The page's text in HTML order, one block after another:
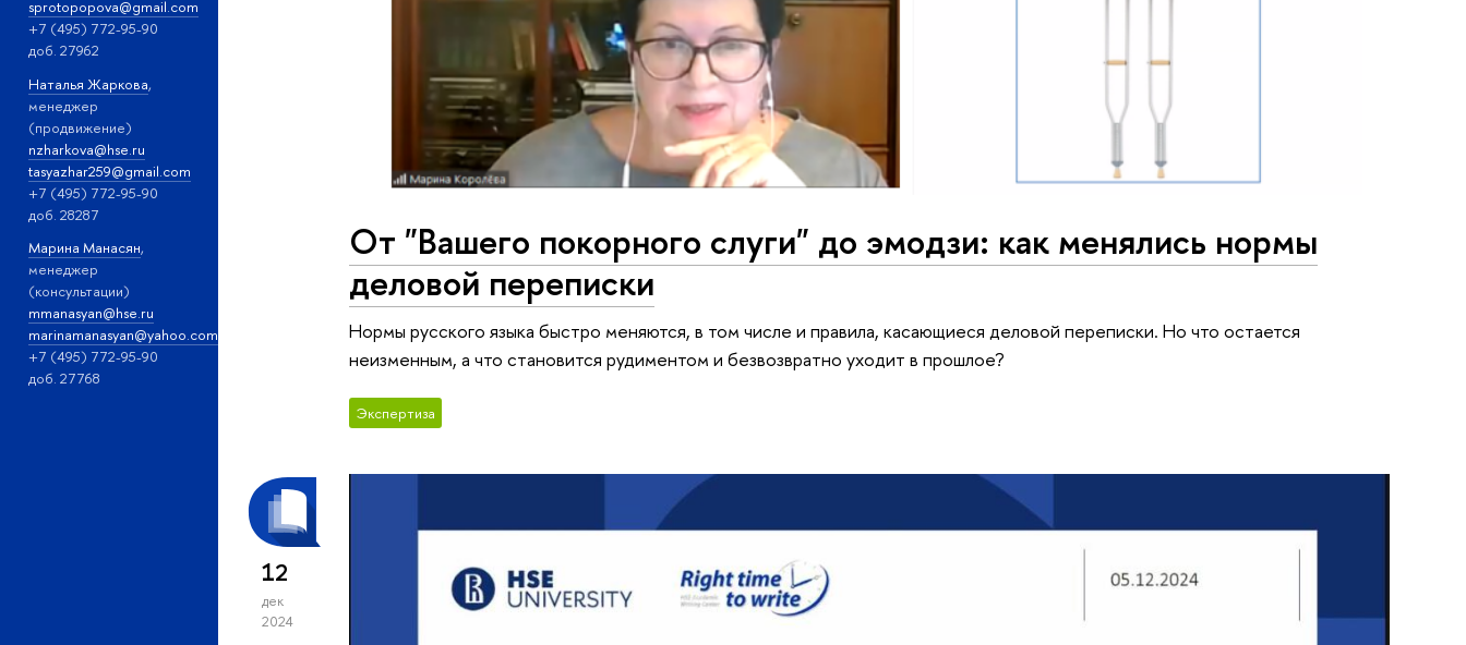
sprotopopova@gmail.com
+7 (495) 772-95-90
доб. 27962
Наталья Жаркова,
менеджер
(продвижение)
nzharkova@hse.ru
tasyazhar259@gmail.com
+7 (495) 772-95-90
доб. 28287
Марина Манасян,
менеджер
(консультации)
mmanasyan@hse.ru
marinamanasyan@yahoo.com
+7 (495) 772-95-90
доб. 27768
От "Вашего покорного слуги" до эмодзи: как менялись нормы
деловой переписки
Нормы русского языка быстро меняются, в том числе и правила, касающиеся деловой переписки. Но что остается
неизменным, а что становится рудиментом и безвозвратно уходит в прошлое?
Экспертиза
12
дек
2024